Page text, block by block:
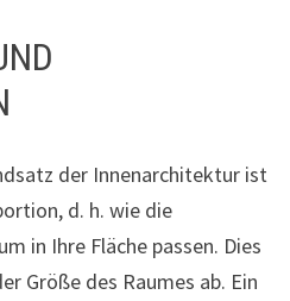
der Innenarchitektur ist
d. h. wie die
in Ihre Fläche passen. Dies
Größe des Raumes ab. Ein